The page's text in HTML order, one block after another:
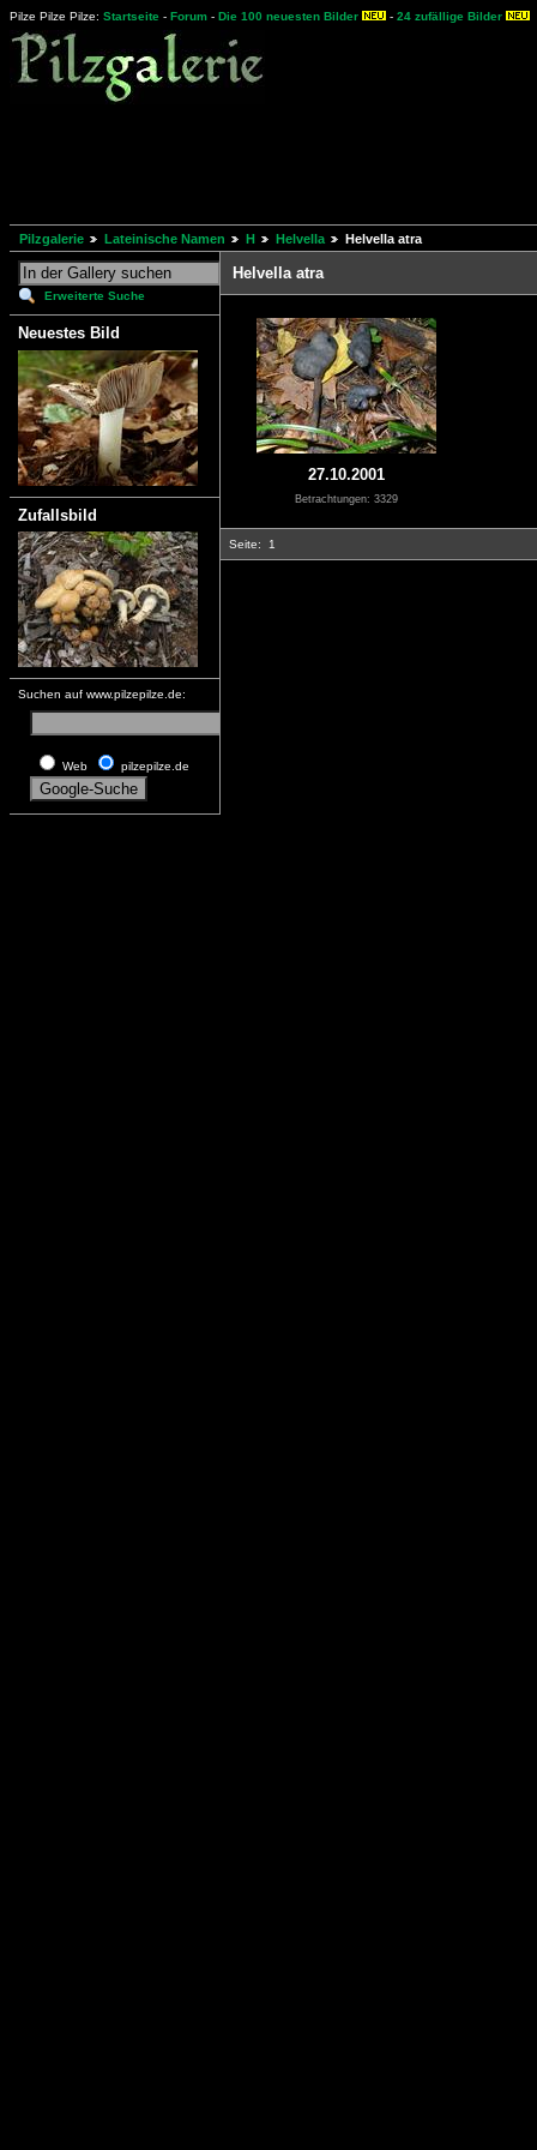
Pilze Pilze Pilze: Startseite - Forum - Die 100 neuesten Bilder - 24 zufällige Bilder
Pilzgalerie Lateinische Namen H Helvella Helvella atra
Erweiterte Suche
Neuestes Bild
Zufallsbild
Suchen auf www.pilzepilze.de:
Web pilzepilze.de
Helvella atra
27.10.2001
Betrachtungen: 3329
Seite: 1